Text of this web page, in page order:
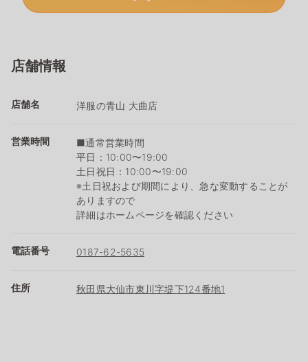
店舗情報
店舗名 洋服の青山 大曲店
営業時間
■通常営業時間
平日：10:00〜19:00
土日祝日：10:00〜19:00
※土日祝および期間により、急な変動することが
ありますので
詳細はホームページを確認ください
電話番号 0187-62-5635
住所 秋田県大仙市東川字堤下124番地1